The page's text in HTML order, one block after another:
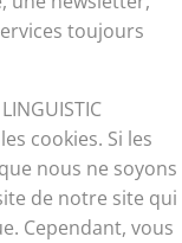
toujours
cookies. Si les
nous ne soyons
de notre site qui
Cependant, vous